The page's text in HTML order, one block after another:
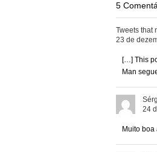
5
Tweets that
23 de
[…] This
Man
24
Muito